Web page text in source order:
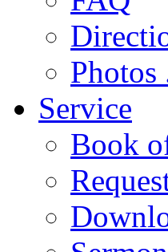
Photos
Service
Book